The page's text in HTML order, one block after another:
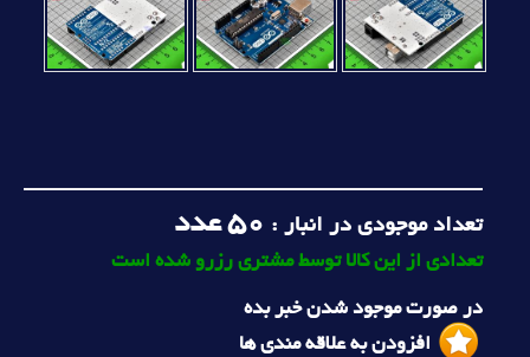
تعداد موجودی در انبار : 50 عدد
تعدادی از این کالا توسط مشتری رزرو شده است
در صورت موجود شدن خبر بده
افزودن به علاقه مندی ها